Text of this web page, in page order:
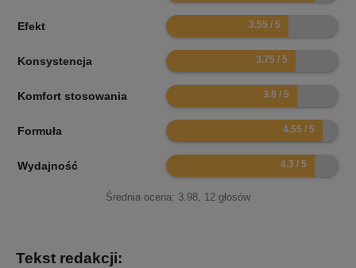
Efekt 7.1
Konsystencja 7.5
Komfort stosowania 7.6
Formuła 9.1
Wydajność 8.6
Średnia ocena: 3.98, 12 głosów
Tekst redakcji: